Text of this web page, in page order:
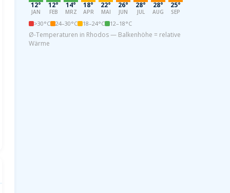
12°
JAN
12°
FEB
14°
MRZ
18°
APR
22°
MAI
26°
JUN
28°
JUL
28°
AUG
25°
SEP
>30°C 24–30°C 18–24°C 12–18°C
Ø-Temperaturen in Rhodos — Balkenhöhe = relative
Wärme